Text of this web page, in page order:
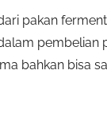
pakan
pembelian
bahkan bisa